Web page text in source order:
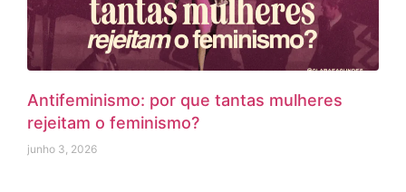
Antifeminismo: por que tantas mulheres
rejeitam o feminismo?
junho 3, 2026